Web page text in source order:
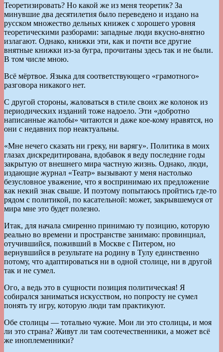
Теоретизировать? Но какой же из меня теоретик? За
минувшие два десятилетия было переведено и издано на
русском множество дельных книжек с хорошего уровня
теоретическими разборами: западные люди вкусно-внятно
излагают. Однако, книжки эти, как и почти все другие
внятные книжки из-за бугра, прочитаны здесь так и не были.
В том числе мною.
Всё мёртвое. Языка для соответствующего «грамотного»
разговора никакого нет.
С другой стороны, жаловаться в стиле своих же колонок из
периодических изданий тоже надоело. Эти «добротно
написанные жалобы» читаются и даже кое-кому нравятся, но
они с недавних пор неактуальны.
«Мне нечего сказать ни греку, ни варягу». Политика в моих
глазах дискредитирована, вдобавок я веду последние годы
закрытую от внешнего мира частную жизнь. Однако, люди,
издающие журнал «Театр» вызывают у меня настолько
безусловное уважение, что я воспринимаю их предложение
как некий знак свыше. И поэтому попытаюсь пройтись где-то
рядом с политикой, по касательной: может, закрывшемуся от
мира мне это будет полезно.
Итак, для начала смиренно принимаю ту позицию, которую
реально во времени и пространстве занимаю: провинциал,
отучившийся, поживший в Москве с Питером, но
вернувшийся в результате на родину в Тулу единственно
потому, что адаптироваться ни в одной столице, ни в другой
так и не сумел.
Ого, а ведь это в сущности позиция политическая! Я
собирался заниматься искусством, но попросту не сумел
понять ту игру, которую люди там практикуют.
Обе столицы — тотально чужие. Мои ли это столицы, и моя
ли это страна? Живут ли там соотечественники, а может всё
же иноплеменники?